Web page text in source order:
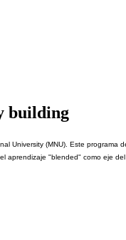
building
University (MNU). Este programa
aprendizaje "blended" como eje